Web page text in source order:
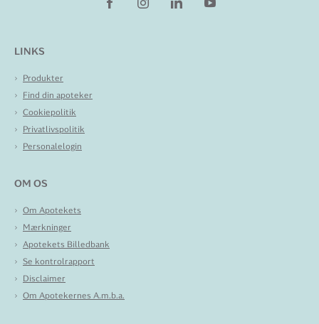
LINKS
Produkter
Find din apoteker
Cookiepolitik
Privatlivspolitik
Personalelogin
OM OS
Om Apotekets
Mærkninger
Apotekets Billedbank
Se kontrolrapport
Disclaimer
Om Apotekernes A.m.b.a.